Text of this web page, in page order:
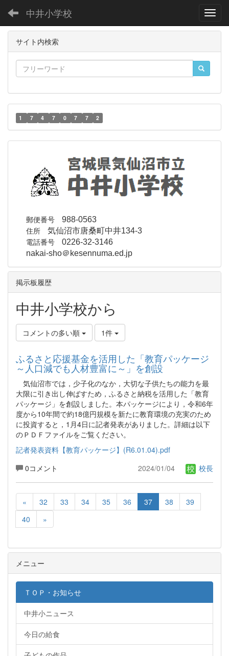
中井小学校
サイト内検索
1 7 4 7 0 7 7 2
郵便番号 988-0563
住所 気仙沼市唐桑町中井134-3
電話番号 0226-32-3146
nakai-sho＠kesennuma.ed.jp
掲示板履歴
中井小学校から
コメントの多い順 1件
ふるさと応援基金を活用した「教育パッケージ
～人口減でも人材豊富に～」を創設
気仙沼市では，少子化のなか，大切な子供たちの能力を最
大限に引き出し伸ばすため，ふるさと納税を活用した「教育
パッケージ」を創設しました。本パッケージにより，令和6年
度から10年間で約18億円規模を新たに教育環境の充実のため
に投資すると，1月4日に記者発表がありました。詳細は以下
のＰＤＦファイルをご覧ください。
記者発表資料【教育パッケージ】(R6.01.04).pdf
0コメント
2024/01/04 校長
« 32 33 34 35 36 37 38
39
40
»
メニュー
ＴＯＰ・お知らせ
中井小ニュース
今日の給食